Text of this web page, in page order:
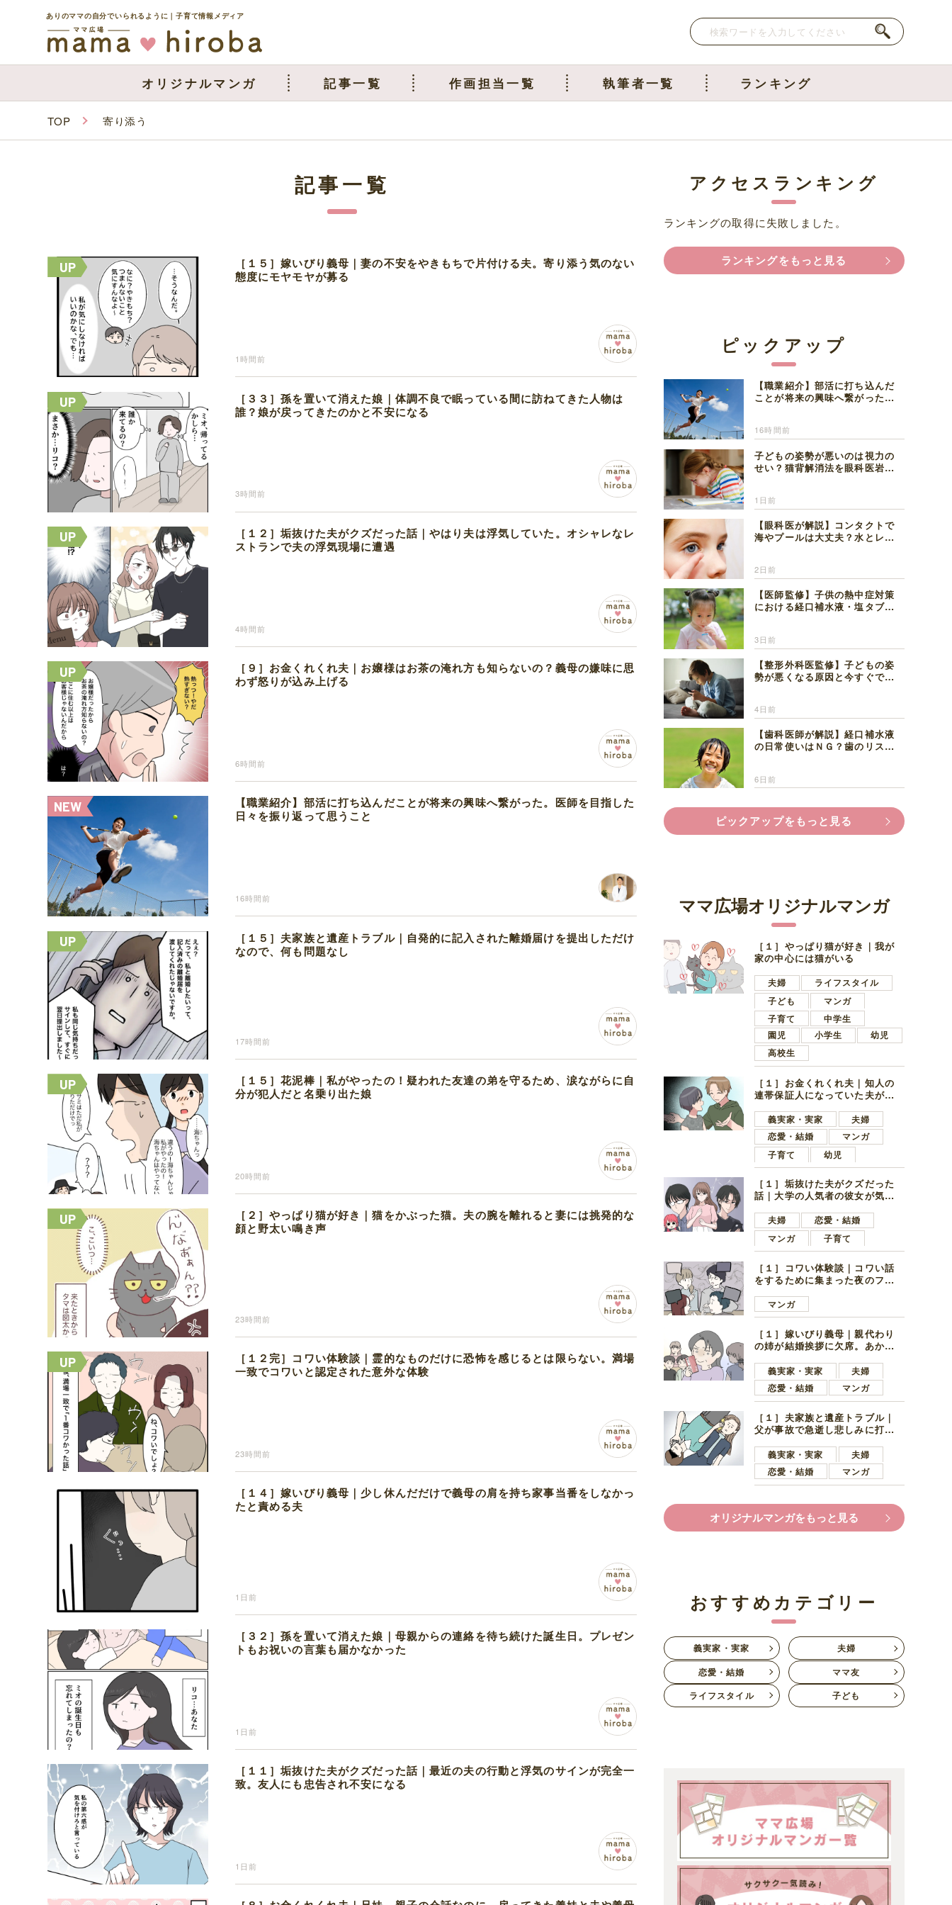
ありのママの自分でいられるように｜子育て情報メディア
オリジナルマンガ 記事一覧 作画担当一覧 執筆者一覧 ランキング
TOP 寄り添う
記事一覧
［１５］嫁いびり義母｜妻の不安をやきもちで片付ける夫。寄り添う気のない
態度にモヤモヤが募る
1時間前
［３３］孫を置いて消えた娘｜体調不良で眠っている間に訪ねてきた人物は
誰？娘が戻ってきたのかと不安になる
3時間前
［１２］垢抜けた夫がクズだった話｜やはり夫は浮気していた。オシャレなレ
ストランで夫の浮気現場に遭遇
4時間前
［９］お金くれくれ夫｜お嬢様はお茶の淹れ方も知らないの？義母の嫌味に思
わず怒りが込み上げる
6時間前
【職業紹介】部活に打ち込んだことが将来の興味へ繋がった。医師を目指した
日々を振り返って思うこと
16時間前
［１５］夫家族と遺産トラブル｜自発的に記入された離婚届けを提出しただけ
なので、何も問題なし
17時間前
［１５］花泥棒｜私がやったの！疑われた友達の弟を守るため、涙ながらに自
分が犯人だと名乗り出た娘
20時間前
［２］やっぱり猫が好き｜猫をかぶった猫。夫の腕を離れると妻には挑発的な
顔と野太い鳴き声
23時間前
［１２完］コワい体験談｜霊的なものだけに恐怖を感じるとは限らない。満場
一致でコワいと認定された意外な体験
23時間前
［１４］嫁いびり義母｜少し休んだだけで義母の肩を持ち家事当番をしなかっ
たと責める夫
1日前
［３２］孫を置いて消えた娘｜母親からの連絡を待ち続けた誕生日。プレゼン
トもお祝いの言葉も届かなかった
1日前
［１１］垢抜けた夫がクズだった話｜最近の夫の行動と浮気のサインが完全一
致。友人にも忠告され不安になる
1日前
アクセスランキング
ランキングの取得に失敗しました。
ランキングをもっと見る
ピックアップ
【職業紹介】部活に打ち込んだ
ことが将来の興味へ繋がった。
16時間前
子どもの姿勢が悪いのは視力の
せい？猫背解消法を眼科医岩見
1日前
【眼科医が解説】コンタクトで
海やプールは大丈夫？水とレン
2日前
【医師監修】子供の熱中症対策
における経口補水液・塩タブレ
3日前
【整形外科医監修】子どもの姿
勢が悪くなる原因と今すぐでき
4日前
【歯科医師が解説】経口補水液
の日常使いはＮＧ？歯のリスク
6日前
ピックアップをもっと見る
ママ広場オリジナルマンガ
［１］やっぱり猫が好き｜我が
家の中心には猫がいる
夫婦
ライフスタイル
子ども
マンガ
子育て
中学生
園児
小学生
幼児
高校生
［１］お金くれくれ夫｜知人の
連帯保証人になっていた夫が家
言ってきた
義実家・実家
夫婦
恋愛・結婚
マンガ
子育て
幼児
［１］垢抜けた夫がクズだった
話｜大学の人気者の彼女が気に
子学生
夫婦
恋愛・結婚
マンガ
子育て
［１］コワい体験談｜コワい話
をするために集まった夜のファ
好きの男の子ママ
マンガ
［１］嫁いびり義母｜親代わり
の姉が結婚挨拶に欠席。あから
義実家・実家
夫婦
恋愛・結婚
マンガ
［１］夫家族と遺産トラブル｜
父が事故で急逝し悲しみに打ち
ます夫
義実家・実家
夫婦
恋愛・結婚
マンガ
オリジナルマンガをもっと見る
おすすめカテゴリー
義実家・実家
夫婦
恋愛・結婚
ママ友
ライフスタイル
子ども